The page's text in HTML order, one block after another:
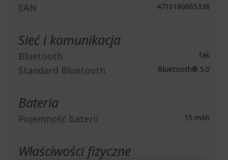
EAN 4710180665338
Sieć i komunikacja
Bluetooth Tak
Standard Bluetooth Bluetooth® 5.0
Bateria
Pojemność baterii 15 mAh
Właściwości fizyczne